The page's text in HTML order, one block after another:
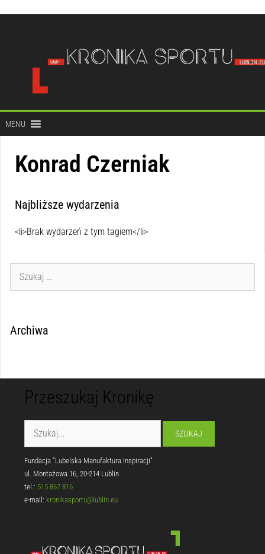
treści
MENU
Konrad Czerniak
Najbliższe wydarzenia
<li>Brak wydarzeń z tym tagiem</li>
Archiwa
Przeszukaj Kronikę
Fundacja "Lubelska Manufaktura Inspiracji"
ul. Montażowa 16, 20-214 Lublin
tel.: 515 867 816
e-mail: kronikasportu@lublin.eu